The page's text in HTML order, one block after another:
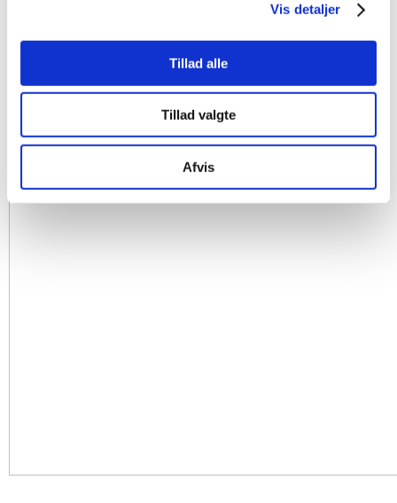
Vis detaljer
Tillad alle
Tillad valgte
Afvis